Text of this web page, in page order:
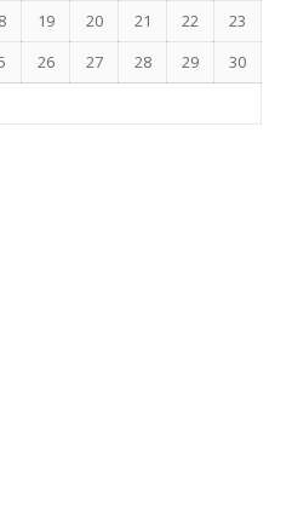
19 20 21 22
23
26 27 28 29
30